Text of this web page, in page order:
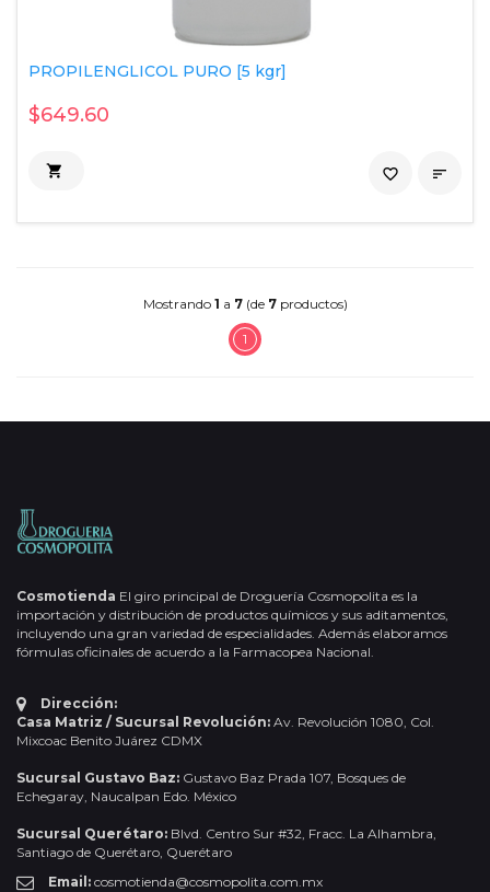
PROPILENGLICOL PURO [5 kgr]
$649.60
 
favorite_border
Mostrando 1 a 7(de 7productos)
1
Cosmotienda El giro principal de Droguería Cosmopolita es la
importación y distribución de productos químicos y sus aditamentos,
incluyendo una gran variedad de especialidades. Además elaboramos
fórmulas oficinales de acuerdo a la Farmacopea Nacional.
Dirección:
Casa Matriz / Sucursal Revolución: Av. Revolución 1080, Col.
Mixcoac Benito Juárez CDMX
Sucursal Gustavo Baz: Gustavo Baz Prada 107, Bosques de
Echegaray, Naucalpan Edo. México
Sucursal Querétaro: Blvd. Centro Sur #32, Fracc. La Alhambra,
Santiago de Querétaro, Querétaro
Email: cosmotienda@cosmopolita.com.mx